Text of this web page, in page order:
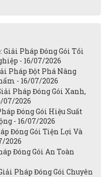
Giải Pháp Đóng Gói Tối
- 16/07/2026
Pháp Đột Phá Nâng
- 16/07/2026
Pháp Đóng Gói Xanh,
07/2026
Đóng Gói Hiệu Suất
- 16/07/2026
Đóng Gói Tiện Lợi Và
2026
Đóng Gói An Toàn
Pháp Đóng Gói Chuyên